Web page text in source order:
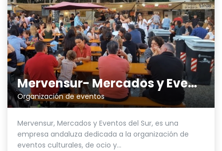
Mervensur- Mercados y Eventos Sur
Organización de eventos
Mervensur, Mercados y Eventos del Sur, es una
empresa andaluza dedicada a la organización de
eventos culturales, de ocio y...